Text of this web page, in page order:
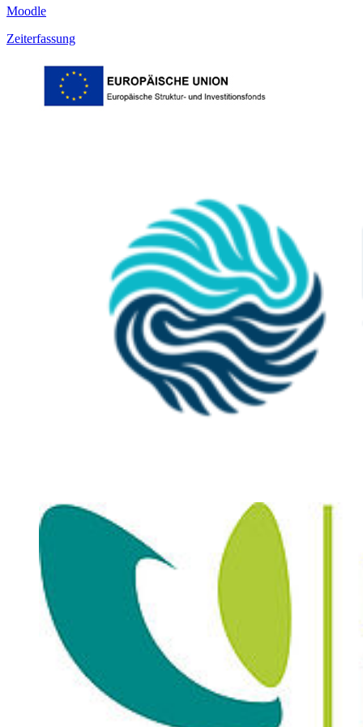
Moodle
Zeiterfassung